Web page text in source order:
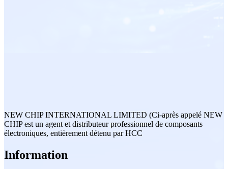
NEW CHIP INTERNATIONAL LIMITED (Ci-après appelé NEW
CHIP est un agent et distributeur professionnel de composants
électroniques, entièrement détenu par HCC
Information